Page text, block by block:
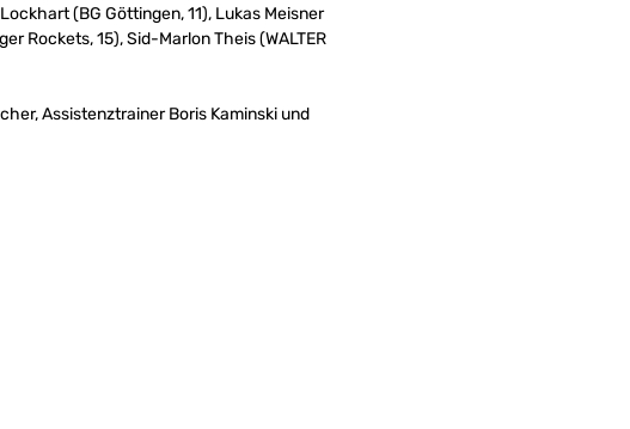
(BG Göttingen, 11), Lukas Meisner
Rockets, 15), Sid-Marlon Theis (WALTER
Assistenztrainer Boris Kaminski und